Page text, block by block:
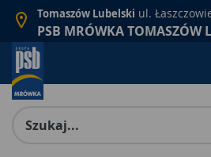
Tomaszów Lubelski ul.
PSB MRÓWKA TOMASZÓW